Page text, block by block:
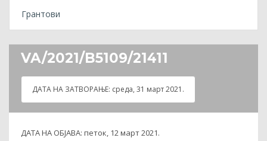
Грантови
VA/2021/B5109/21411
ДАТА НА ЗАТВOРАЊЕ: среда, 31 март 2021.
ДАТА НА ОБЈАВА: петок, 12 март 2021.